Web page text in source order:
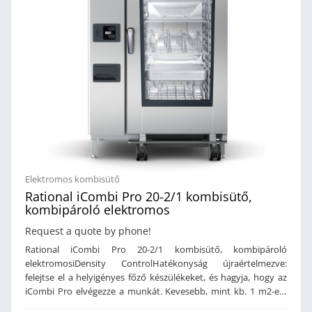
intelligens tisztító - és vízkőoldó rendszerMaghőmérő 6 pontos
mérésselKapacitás: 6 db GN 2/3Vízbekőtés: R 3/4"Szennyvíz
kimenet: DN 50Víznyomás: 1,0 - 6,0 barTeljesítmény: 5,7
kWÁramforrás: 400V (3 x 16 A)Vízbekötés szükségesMéret: 655
x 621 x 567 mm (szé x mé x ma)Súly: 99 kg
megváltozikAutomata mosási
rendszerMaghőmérővelKapacitás: 10 db GN 1/1 vagy 60x40-es
tálcaTeljesítmény: 15,8 kWÁramforrás: 400VMéret: 905 x 845 x
Elektromos kombisütő
Rational iCombi Pro 20-2/1 kombisütő,
kombipároló elektromos
Request a quote by phone!
Rational iCombi Pro 20-2/1 kombisütő, kombipároló
elektromosiDensity ControlHatékonyság újraértelmezve:
felejtse el a helyigényes főző készülékeket, és hagyja, hogy az
iCombi Pro elvégezze a munkát. Kevesebb, mint kb. 1 m2-en.